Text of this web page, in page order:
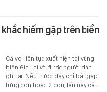
hiếm gặp trên biển
Cá voi liên tục xuất hiện tại vùng
biển Gia Lai và được người dân
ghi lại. Nếu trước đây chỉ bắt gặp
từng con hoặc 2 con, lần này cả…